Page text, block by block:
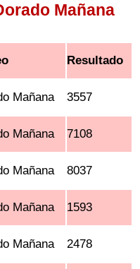
Mañana
Resultado
Mañana 3557
Mañana 7108
Mañana 8037
Mañana 1593
Mañana 2478